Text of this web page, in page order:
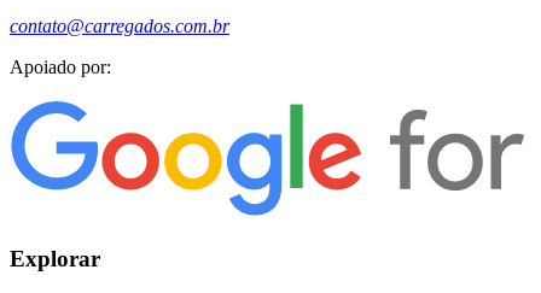
contato@carregados.com.br
Apoiado por:
Explorar